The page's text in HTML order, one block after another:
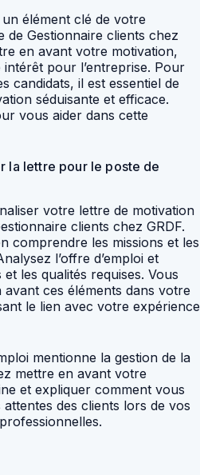
élément clé de votre
Gestionnaire clients chez
en avant votre motivation,
pour l’entreprise. Pour
candidats, il est essentiel de
séduisante et efficace.
vous aider dans cette
la lettre pour le poste de
votre lettre de motivation
clients chez GRDF.
comprendre les missions et les
l’offre d’emploi et
les qualités requises. Vous
ces éléments dans votre
le lien avec votre expérience
mentionne la gestion de la
mettre en avant votre
et expliquer comment vous
des clients lors de vos